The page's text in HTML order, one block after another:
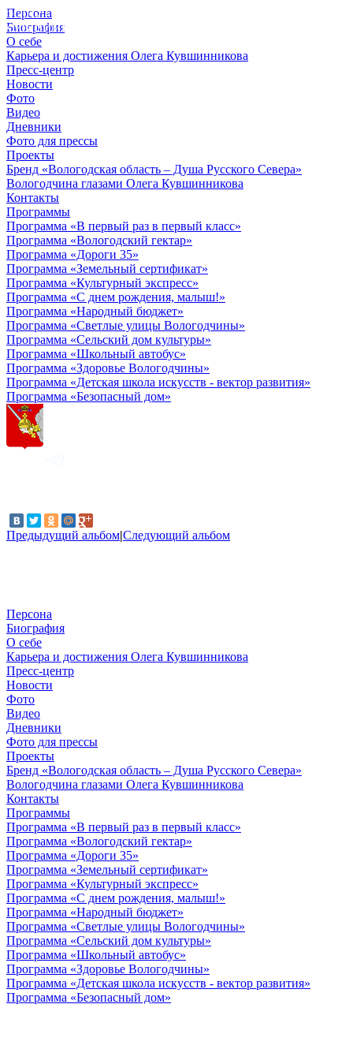
Персона
Биография
О себе
Карьера и достижения Олега Кувшинникова
Пресс-центр
Новости
Фото
Видео
Дневники
Фото для прессы
Проекты
Бренд «Вологодская область – Душа Русского Севера»
Вологодчина глазами Олега Кувшинникова
Контакты
Программы
Программа «В первый раз в первый класс»
Программа «Вологодский гектар»
Программа «Дороги 35»
Программа «Земельный сертификат»
Программа «Культурный экспресс»
Программа «С днем рождения, малыш!»
Программа «Народный бюджет»
Программа «Светлые улицы Вологодчины»
Программа «Сельский дом культуры»
Программа «Школьный автобус»
Программа «Здоровье Вологодчины»
Программа «Детская школа искусств - вектор развития»
Программа «Безопасный дом»
Предыдущий альбом|Следующий альбом
© 2012 - 2023,
КУВШИННИКОВ О.А.
Персона
Биография
О себе
Карьера и достижения Олега Кувшинникова
Пресс-центр
Новости
Фото
Видео
Дневники
Фото для прессы
Проекты
Бренд «Вологодская область – Душа Русского Севера»
Вологодчина глазами Олега Кувшинникова
Контакты
Программы
Программа «В первый раз в первый класс»
Программа «Вологодский гектар»
Программа «Дороги 35»
Программа «Земельный сертификат»
Программа «Культурный экспресс»
Программа «С днем рождения, малыш!»
Программа «Народный бюджет»
Программа «Светлые улицы Вологодчины»
Программа «Сельский дом культуры»
Программа «Школьный автобус»
Программа «Здоровье Вологодчины»
Программа «Детская школа искусств - вектор развития»
Программа «Безопасный дом»